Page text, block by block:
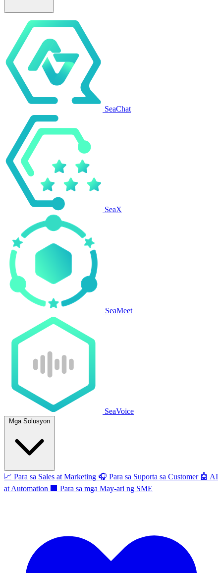
SeaChat
SeaX
SeaMeet
SeaVoice
Mga Solusyon
📈 Para sa Sales at Marketing 🎧 Para sa Suporta sa Customer 🤖 AI
at Automation 🏢 Para sa mga May-ari ng SME